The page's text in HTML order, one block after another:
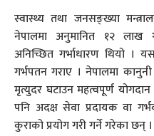
स्वास्थ्य तथा जनसङ्ख्या
नेपालमा अनुमानित १२ लाख
अनिच्छित गर्भाधारण थियो ।
गर्भपतन गराए । नेपालमा
मृत्युदर घटाउन महत्वपूर्ण
पनि अदक्ष सेवा प्रदायक वा
कुराको प्रयोग गरी गर्ने गरेका छन् ।